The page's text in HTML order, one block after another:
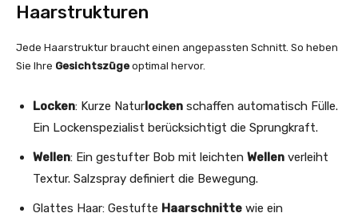
Haarstrukturen
Jede Haarstruktur braucht einen angepassten Schnitt. So heben
Sie Ihre Gesichtszüge optimal hervor.
Locken: Kurze Naturlocken schaffen automatisch Fülle.
Ein Lockenspezialist berücksichtigt die Sprungkraft.
Wellen: Ein gestufter Bob mit leichten Wellen verleiht
Textur. Salzspray definiert die Bewegung.
Glattes Haar: Gestufte Haarschnitte wie ein